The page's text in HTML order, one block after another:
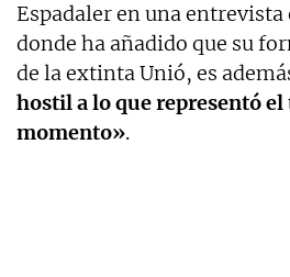
Espadaler en una entrevista
donde ha añadido que su
de la extinta Unió, es
hostil a lo que representó
momento».